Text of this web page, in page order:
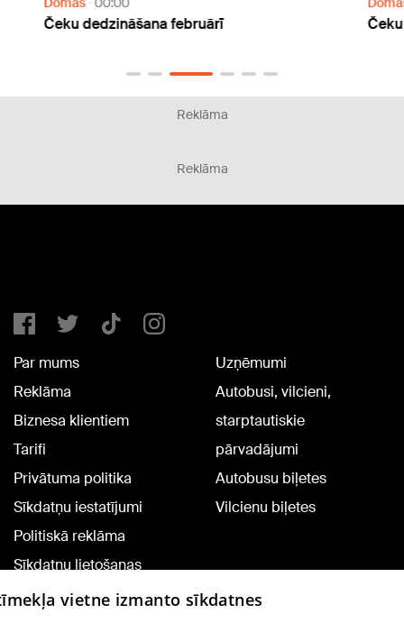
februārī Čeku dedzināšana
Reklāma
Reklāma
Par mums
Reklāma
Biznesa klientiem
Tarifi
Privātuma politika
Sīkdatņu iestatījumi
Politiskā reklāma
Sīkdatņu lietošanas
noteikumi
Uzņēmumi
Autobusi, vilcieni,
starptautiskie
pārvadājumi
Autobusu biļetes
Vilcienu biļetes
vietne izmanto sīkdatnes